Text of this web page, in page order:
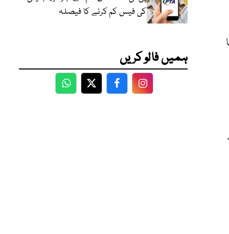
کی فیس کم کرنے کا فیصلہ
ہمیں فالو کریں
WhatsApp
TwitterFacebookFacebook